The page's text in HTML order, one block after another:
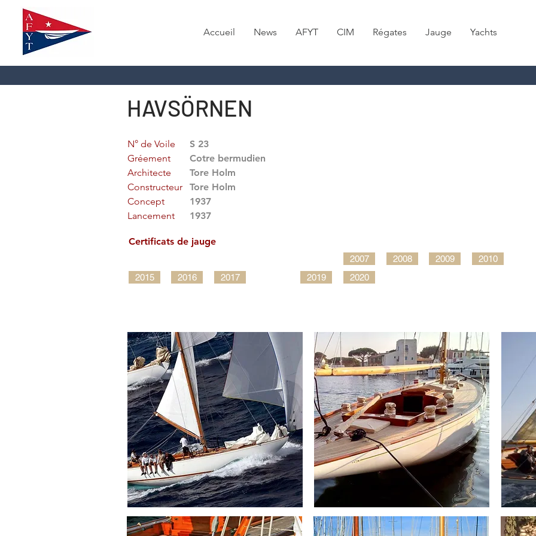
Accueil News AFYT CIM Régates Jauge Yachts
HAVSÖRNEN
N° de Voile
S 23
Gréement
Cotre bermudien
Architecte
Tore Holm
Constructeur
Tore Holm
Concept
1937
Lancement
1937
Certificats de jauge
2015 2016 2017 2019
2007
2020
2008 2009 2010